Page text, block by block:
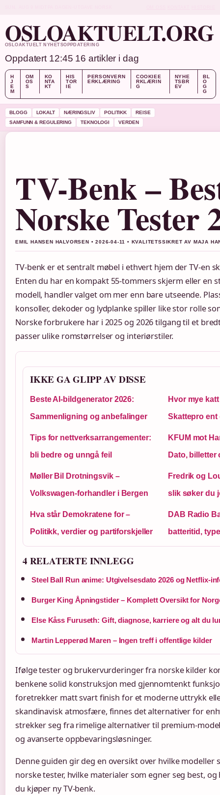
OSLOAKTUELT.ORG
OSLOAKTUELT NYHETSOPPDATERING
Oppdatert 12:45 16 artikler i dag
H
J
E
M
OM
OS
S
KO
NTA
KT
HIS
TOR
IE
PERSONVERN
ERKLÆRING
COOKIEE
RKLÆRIN
G
NYHE
TSBR
EV
BL
O
G
G
BLOGG LOKALT NÆRINGSLIV POLITIKK
REISE
SAMFUNN & REGULERING
TEKNOLOGI VERDEN
TV-Benk –
Norske Tester
EMIL HANSEN HALVORSEN • 2026-04-11 • KVALITETSSIKRET AV MAJA
TV-benk er et sentralt møbel i ethvert hjem der TV-en
Enten du har en kompakt 55-tommers skjerm eller en
modell, handler valget om mer enn bare utseende.
konsoller, dekoder og lydplanke spiller like stor rolle
Norske forbrukere har i 2025 og 2026 tilgang til et
passer ulike romstørrelser og interiørstiler.
IKKE GA GLIPP AV DISSE
Beste AI-bildgenerator 2026:
Sammenligning og anbefalinger
Hvor mye
Skattepro ent
Tips for nettverksarrangementer:
bli bedre og unngå feil
KFUM mot
Dato, billetter
Møller Bil Drotningsvik –
Volkswagen-forhandler i Bergen
Fredrik og
slik søker du
Hva står Demokratene for –
Politikk, verdier og partiforskjeller
DAB Radio
batteritid,
4 RELATERTE INNLEGG
Steel Ball Run anime: Utgivelsesdato 2026 og Netflix-
Burger King Åpningstider – Komplett Oversikt for
Else Kåss Furuseth: Gift, diagnose, karriere og alt du
Martin Lepperød Maren – Ingen treff i offentlige kilder
Ifølge tester og brukervurderinger fra norske kilder
benkene solid konstruksjon med gjennomtenkt
foretrekker matt svart finish for et moderne uttrykk
skandinavisk atmosfære, finnes det alternativer for
strekker seg fra rimelige alternativer til premium-
og avanserte oppbevaringsløsninger.
Denne guiden gir deg en oversikt over hvilke modeller
norske tester, hvilke materialer som egner seg best,
du kjøper ny TV-benk.